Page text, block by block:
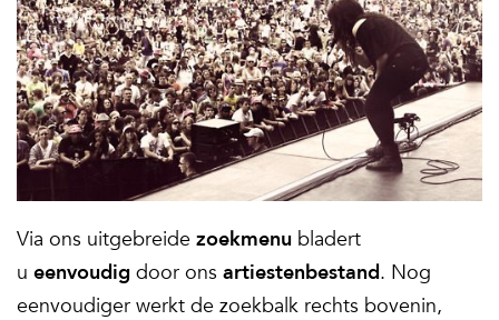
Via ons uitgebreide zoekmenu bladert
u eenvoudig door ons artiestenbestand. Nog
eenvoudiger werkt de zoekbalk rechts bovenin,